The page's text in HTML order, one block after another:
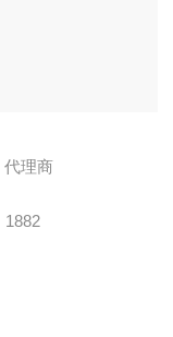
代理商
1882